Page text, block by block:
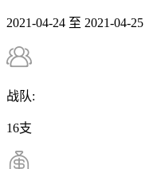
2021-04-24 至 2021-04-25
战队:
16支